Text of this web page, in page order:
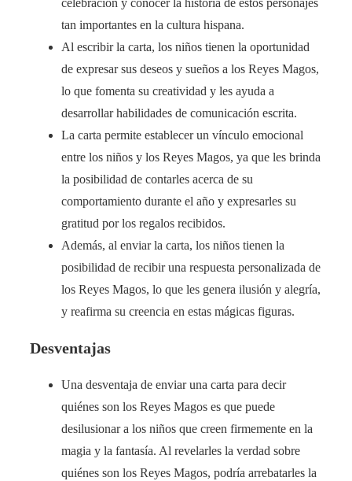
tan importantes en la cultura hispana.
Al escribir la carta, los niños tienen la oportunidad
de expresar sus deseos y sueños a los Reyes Magos,
lo que fomenta su creatividad y les ayuda a
desarrollar habilidades de comunicación escrita.
La carta permite establecer un vínculo emocional
entre los niños y los Reyes Magos, ya que les brinda
la posibilidad de contarles acerca de su
comportamiento durante el año y expresarles su
gratitud por los regalos recibidos.
Además, al enviar la carta, los niños tienen la
posibilidad de recibir una respuesta personalizada de
los Reyes Magos, lo que les genera ilusión y alegría,
y reafirma su creencia en estas mágicas figuras.
Desventajas
Una desventaja de enviar una carta para decir
quiénes son los Reyes Magos es que puede
desilusionar a los niños que creen firmemente en la
magia y la fantasía. Al revelarles la verdad sobre
quiénes son los Reyes Magos, podría arrebatarles la